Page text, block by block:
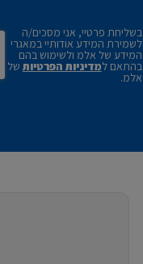
בשליחת פרטיי, אני מסכים/ה
לשמירת המידע אודותיי במאגרי
המידע של אלמ ולשימוש בהם
בהתאם למדיניות הפרטיות של
אלמ.